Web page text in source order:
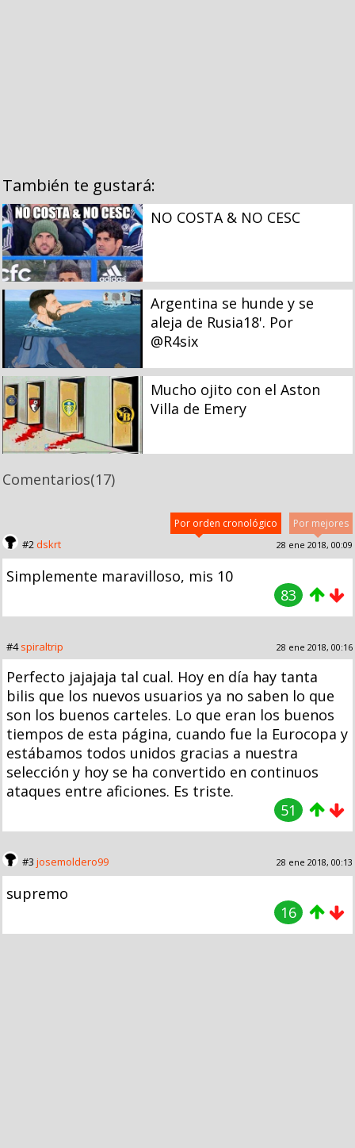
También te gustará:
NO COSTA & NO CESC
Argentina se hunde y se
aleja de Rusia18'. Por
@R4six
Mucho ojito con el Aston
Villa de Emery
Comentarios(17)
Por mejores
Por orden cronológico
#2dskrt 28 ene 2018, 00:09
Simplemente maravilloso, mis 10
83
#4spiraltrip 28 ene 2018, 00:16
Perfecto jajajaja tal cual. Hoy en día hay tanta
bilis que los nuevos usuarios ya no saben lo que
son los buenos carteles. Lo que eran los buenos
tiempos de esta página, cuando fue la Eurocopa y
estábamos todos unidos gracias a nuestra
selección y hoy se ha convertido en continuos
ataques entre aficiones. Es triste.
51
#3 josemoldero99 28 ene 2018, 00:13
supremo
16